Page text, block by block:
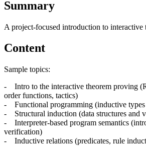
Summary
A project-focused introduction to interactive
Content
Sample topics:
- Intro to the interactive theorem proving
order functions, tactics)
- Functional programming (inductive
- Structural induction (data structures and
- Interpreter-based program semantics
verification)
- Inductive relations (predicates, rule